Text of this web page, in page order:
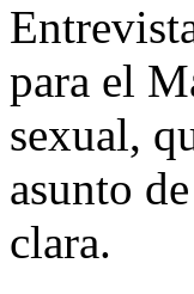
para el
sexual,
asunto
clara.